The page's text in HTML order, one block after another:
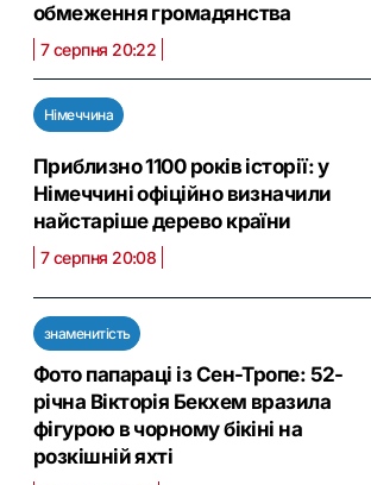
обмеження громадянства
7 серпня 20:22
Німеччина
Приблизно 1100 років історії: у
Німеччині офіційно визначили
найстаріше дерево країни
7 серпня 20:08
знаменитість
Фото папараці із Сен-Тропе: 52-
річна Вікторія Бекхем вразила
фігурою в чорному бікіні на
розкішній яхті